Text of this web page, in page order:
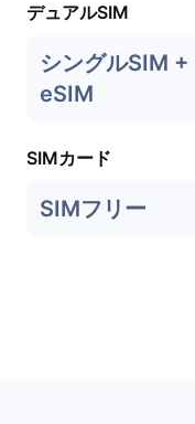
デュアルSIM
シングルSIM +
eSIM
SIMカード
SIMフリー